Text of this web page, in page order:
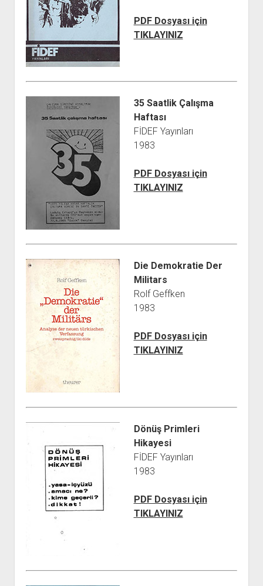
PDF Dosyası için
TIKLAYINIZ
35 Saatlik Çalışma
Haftası
FİDEF Yayınları
1983
PDF Dosyası için
TIKLAYINIZ
Die Demokratie Der
Militars
Rolf Geffken
1983
PDF Dosyası için
TIKLAYINIZ
Dönüş Primleri
Hikayesi
FİDEF Yayınları
1983
PDF Dosyası için
TIKLAYINIZ